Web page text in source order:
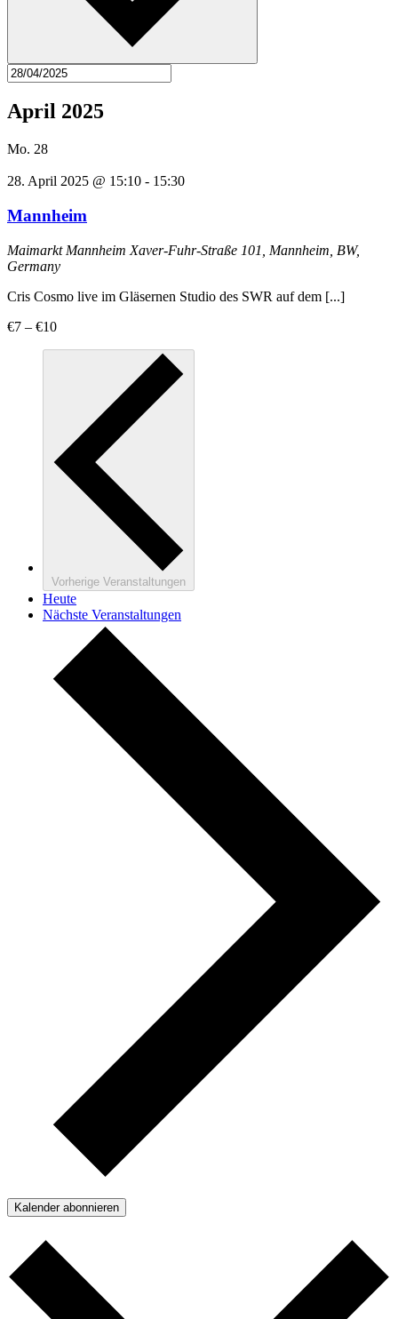
April 2025
Mo. 28
28. April 2025 @ 15:10 - 15:30
Mannheim
Maimarkt Mannheim Xaver-Fuhr-Straße 101, Mannheim, BW,
Germany
Cris Cosmo live im Gläsernen Studio des SWR auf dem [...]
€7 – €10
Vorherige Veranstaltungen
Heute
Nächste Veranstaltungen
Kalender abonnieren